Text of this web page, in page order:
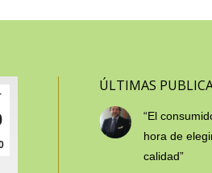
ÚLTIMAS
“El
hora de
calidad”